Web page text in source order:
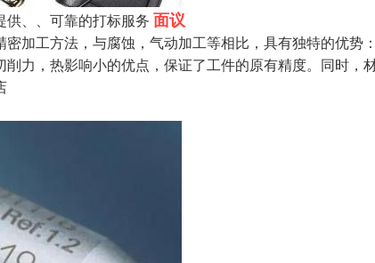
供、、可靠的打标服务 面议
加工方法，与腐蚀，气动加工等相比，具有独特的优势
力，热影响小的优点，保证了工件的原有精度。同时，